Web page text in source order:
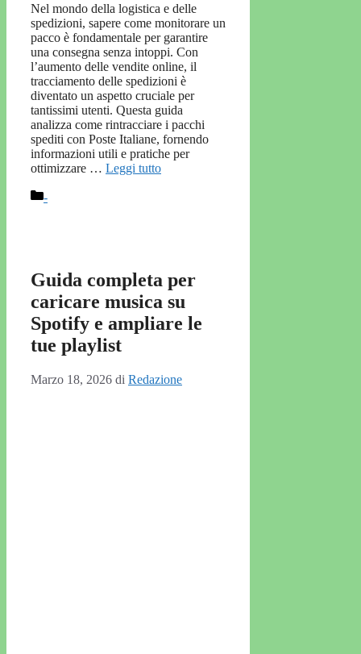
Nel mondo della logistica e delle
spedizioni, sapere come monitorare un
pacco è fondamentale per garantire
una consegna senza intoppi. Con
l’aumento delle vendite online, il
tracciamento delle spedizioni è
diventato un aspetto cruciale per
tantissimi utenti. Questa guida
analizza come rintracciare i pacchi
spediti con Poste Italiane, fornendo
informazioni utili e pratiche per
ottimizzare … Leggi tutto
Categorie
-
Guida completa per
caricare musica su
Spotify e ampliare le
tue playlist
Marzo 18, 2026 di Redazione